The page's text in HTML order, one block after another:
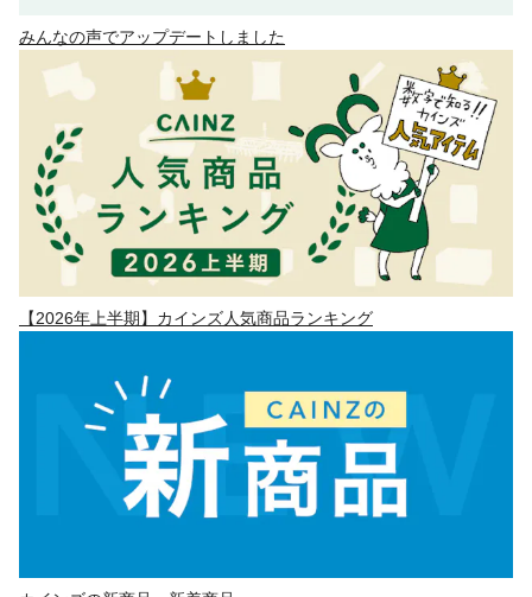
みんなの声でアップデートしました
【2026年上半期】カインズ人気商品ランキング